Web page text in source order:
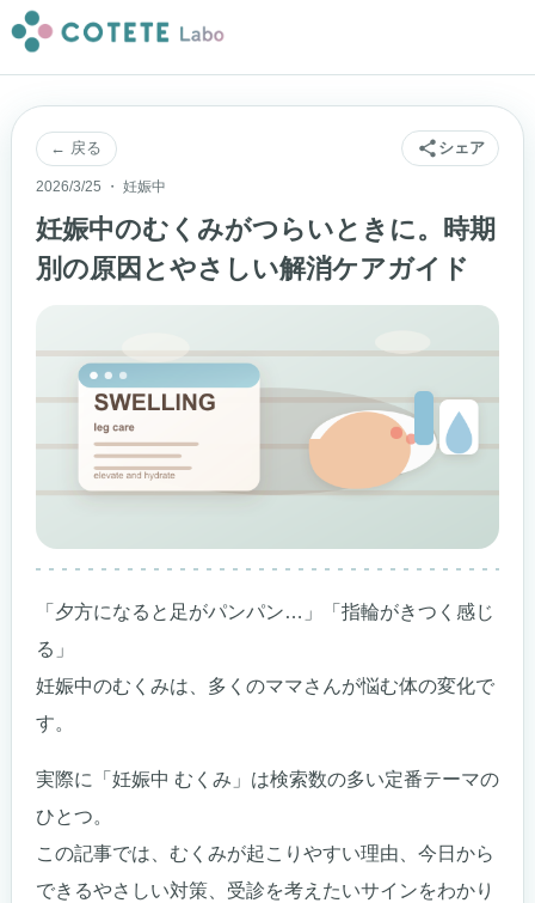
← 戻る シェア
2026/3/25 ・ 妊娠中
妊娠中のむくみがつらいときに。時期
別の原因とやさしい解消ケアガイド
「夕方になると足がパンパン…」「指輪がきつく感じ
る」
妊娠中のむくみは、多くのママさんが悩む体の変化で
す。
実際に「妊娠中 むくみ」は検索数の多い定番テーマの
ひとつ。
この記事では、むくみが起こりやすい理由、今日から
できるやさしい対策、受診を考えたいサインをわかり